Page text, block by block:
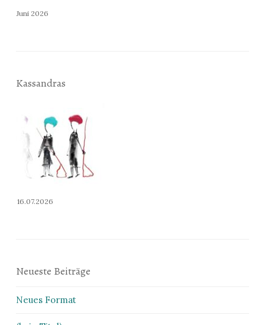
Juni 2026
Kassandras
16.07.2026
Neueste Beiträge
Neues Format